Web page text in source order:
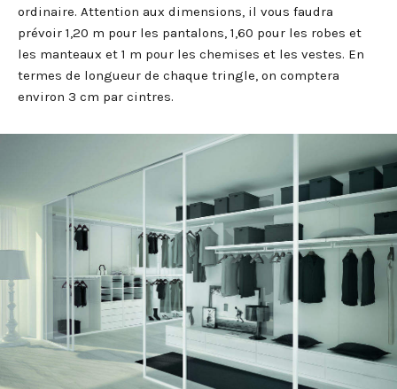
ordinaire. Attention aux dimensions, il vous faudra
prévoir 1,20 m pour les pantalons, 1,60 pour les robes et
les manteaux et 1 m pour les chemises et les vestes. En
termes de longueur de chaque tringle, on comptera
environ 3 cm par cintres.